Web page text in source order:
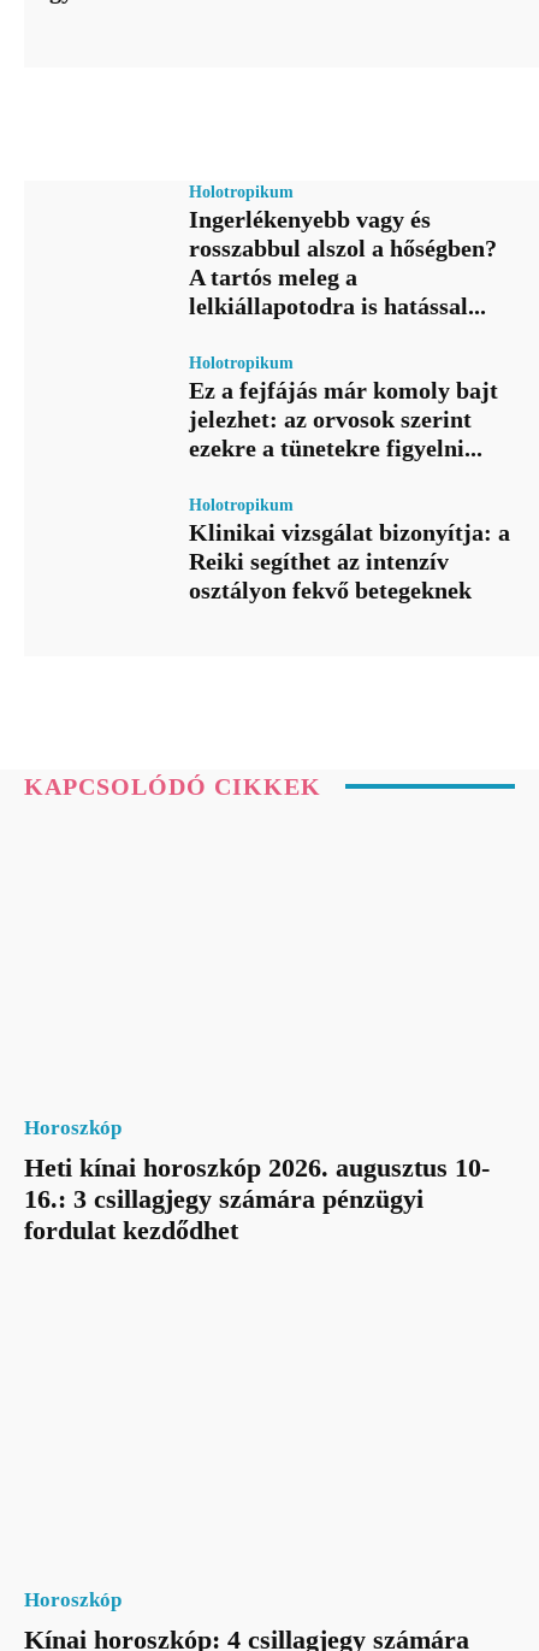
Holotropikum
Ingerlékenyebb vagy és
rosszabbul alszol a hőségben?
A tartós meleg a
lelkiállapotodra is hatással...
Holotropikum
Ez a fejfájás már komoly bajt
jelezhet: az orvosok szerint
ezekre a tünetekre figyelni...
Holotropikum
Klinikai vizsgálat bizonyítja: a
Reiki segíthet az intenzív
osztályon fekvő betegeknek
KAPCSOLÓDÓ CIKKEK
Horoszkóp
Heti kínai horoszkóp 2026. augusztus 10-
16.: 3 csillagjegy számára pénzügyi
fordulat kezdődhet
Horoszkóp
Kínai horoszkóp: 4 csillagjegy számára